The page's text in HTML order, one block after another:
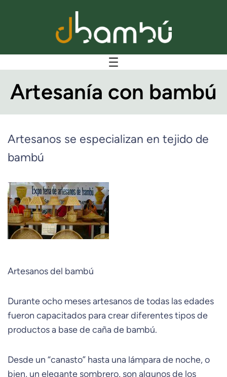
Artesanía con bambú
Artesanos se especializan en tejido de
bambú
Artesanos del bambú
Durante ocho meses artesanos de todas las edades
fueron capacitados para crear diferentes tipos de
productos a base de caña de bambú.
Desde un “canasto” hasta una lámpara de noche, o
bien, un elegante sombrero, son algunos de los